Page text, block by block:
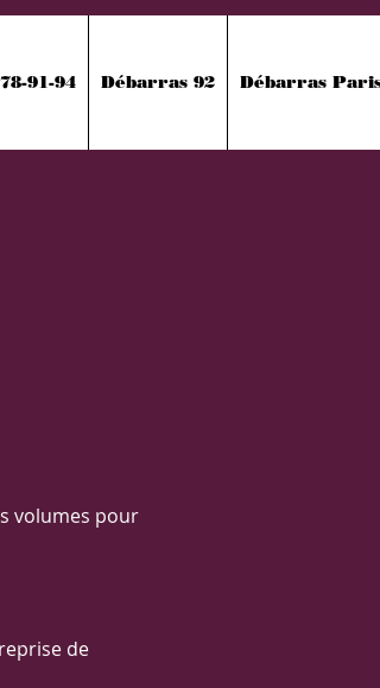
91-94 Débarras 92 Débarras
volumes pour
de